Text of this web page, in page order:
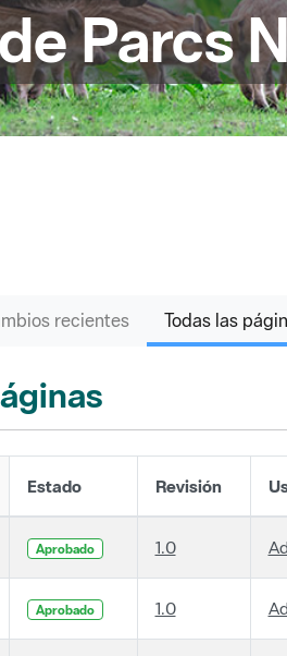
Parcs
recientes Todas las
Estado Revisión
Aprobado 1.0
Aprobado 1.0